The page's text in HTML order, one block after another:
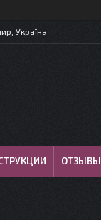
Україна
ОТЗЫВЫ